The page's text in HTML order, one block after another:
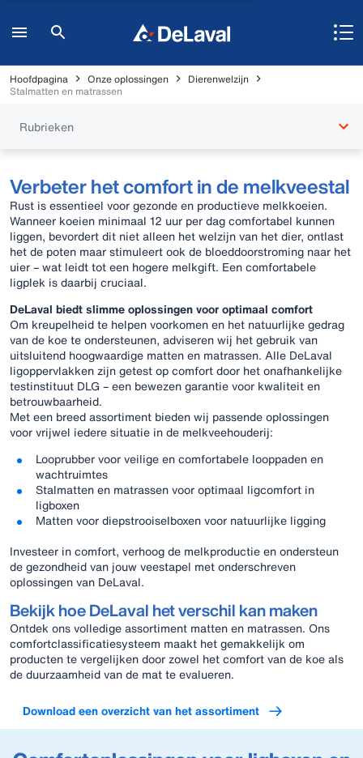
Hoofdpagina Onze oplossingen
Dierenwelzijn
Stalmatten en matrassen
Rubrieken
Verbeter het comfort in de melkveestal
Rust is essentieel voor gezonde en productieve melkkoeien.
Wanneer koeien minimaal 12 uur per dag comfortabel kunnen
liggen, bevordert dit niet alleen het welzijn van het dier, ontlast
het de poten maar stimuleert ook de bloeddoorstroming naar het
uier – wat leidt tot een hogere melkgift. Een comfortabele
ligplek is daarbij cruciaal.
DeLaval biedt slimme oplossingen voor optimaal comfort
Om kreupelheid te helpen voorkomen en het natuurlijke gedrag
van de koe te ondersteunen, adviseren wij het gebruik van
uitsluitend hoogwaardige matten en matrassen. Alle DeLaval
ligoppervlakken zijn getest op comfort door het onafhankelijke
testinstituut DLG – een bewezen garantie voor kwaliteit en
betrouwbaarheid.
Met een breed assortiment bieden wij passende oplossingen
voor vrijwel iedere situatie in de melkveehouderij:
Looprubber voor veilige en comfortabele looppaden en
wachtruimtes
Stalmatten en matrassen voor optimaal ligcomfort in
ligboxen
Matten voor diepstrooiselboxen voor natuurlijke ligging
Investeer in comfort, verhoog de melkproductie en ondersteun
de gezondheid van jouw veestapel met onderschreven
oplossingen van DeLaval.
Bekijk hoe DeLaval het verschil kan maken
Ontdek ons volledige assortiment matten en matrassen. Ons
comfortclassificatiesysteem maakt het gemakkelijk om
producten te vergelijken door zowel het comfort van de koe als
de duurzaamheid van de mat te evalueren.
Download een overzicht van het assortiment